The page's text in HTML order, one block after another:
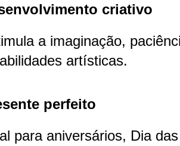
criativo
a imaginação,
artísticas.
perfeito
para aniversários, Dia das